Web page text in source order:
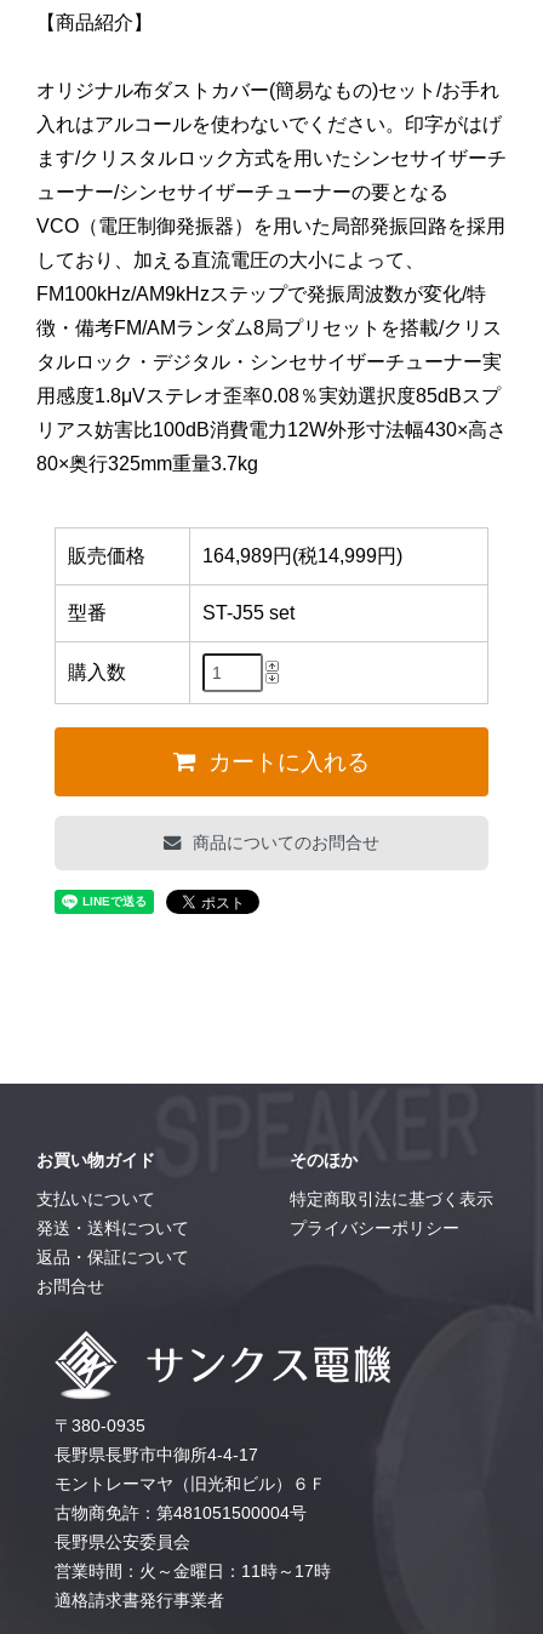
【商品紹介】
オリジナル布ダストカバー(簡易なもの)セット/お手れ
入れはアルコールを使わないでください。印字がはげ
ます/クリスタルロック方式を用いたシンセサイザーチ
ューナー/シンセサイザーチューナーの要となる
VCO（電圧制御発振器）を用いた局部発振回路を採用
しており、加える直流電圧の大小によって、
FM100kHz/AM9kHzステップで発振周波数が変化/特
徴・備考FM/AMランダム8局プリセットを搭載/クリス
タルロック・デジタル・シンセサイザーチューナー実
用感度1.8μVステレオ歪率0.08％実効選択度85dBスプ
リアス妨害比100dB消費電力12W外形寸法幅430×高さ
80×奥行325mm重量3.7kg
販売価格 164,989円(税14,999円)
型番 ST-J55 set
購入数
カートに入れる
商品についてのお問合せ
お買い物ガイド
支払いについて
発送・送料について
返品・保証について
お問合せ
そのほか
特定商取引法に基づく表示
プライバシーポリシー
〒380-0935
長野県長野市中御所4-4-17
モントレーマヤ（旧光和ビル）６Ｆ
古物商免許：第481051500004号
長野県公安委員会
営業時間：火～金曜日：11時～17時
適格請求書発行事業者